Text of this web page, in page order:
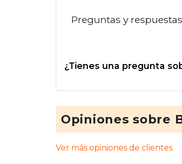
Preguntas y
¿Tienes una pregunta
Opiniones sobre
Ver más opiniones de clientes